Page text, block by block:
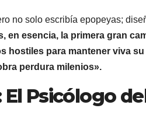
no solo escribía epopeyas;
en esencia, la primera gran
hostiles para mantener viva
perdura milenios».
Psicólogo